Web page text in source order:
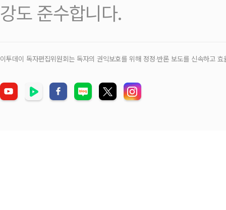
강도 준수합니다.
이투데이 독자편집위원회는 독자의 권익보호를 위해 정정‧반론 보도를 신속하고